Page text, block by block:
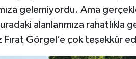
gelemiyordu. Ama
alanlarımıza rahatlıkla
Fırat Görgel’e çok teşekkür